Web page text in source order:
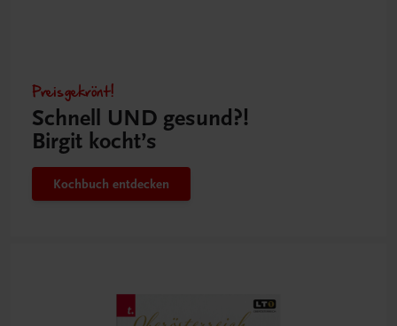
Preisgekrönt!
Schnell UND gesund?!
Birgit kocht’s
Kochbuch entdecken